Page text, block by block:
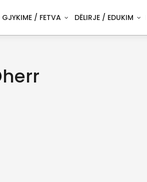
GJYKIME / FETVA DËLIRJE / EDUKIM